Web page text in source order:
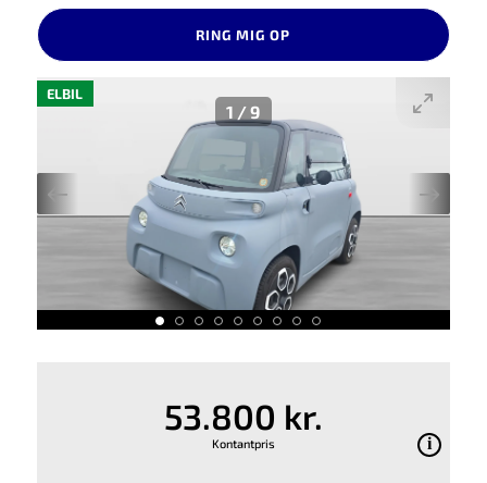
RING MIG OP
ELBIL
1 /9
53.800 kr.
Kontantpris